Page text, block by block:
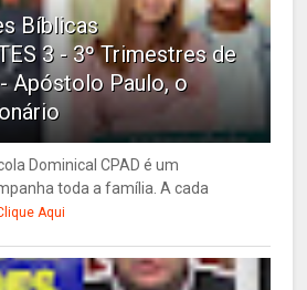
Bíblicas
3 - 3º Trimestres de
Apóstolo Paulo, o
Dominical CPAD é um
toda a família. A cada
Aqui